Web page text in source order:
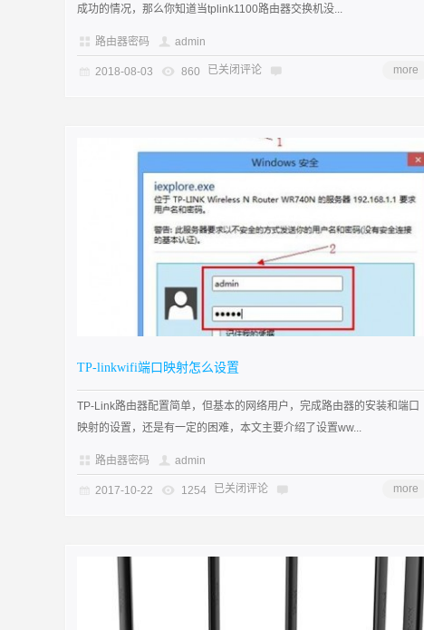
成功的情况，那么你知道当tplink1100路由器交换机没...
路由器密码 admin
2018-08-03 860 已关闭评论 more
TP-linkwifi端口映射怎么设置
TP-Link路由器配置简单，但基本的网络用户，完成路由器的安装和端口
映射的设置，还是有一定的困难，本文主要介绍了设置ww...
路由器密码 admin
2017-10-22 1254 已关闭评论 more